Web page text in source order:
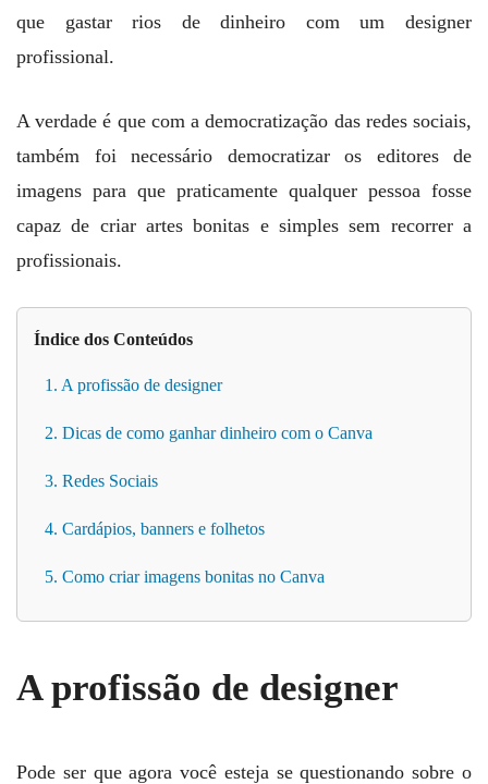
que gastar rios de dinheiro com um designer
profissional.
A verdade é que com a democratização das redes sociais,
também foi necessário democratizar os editores de
imagens para que praticamente qualquer pessoa fosse
capaz de criar artes bonitas e simples sem recorrer a
profissionais.
Índice dos Conteúdos
1. A profissão de designer
2. Dicas de como ganhar dinheiro com o Canva
3. Redes Sociais
4. Cardápios, banners e folhetos
5. Como criar imagens bonitas no Canva
A profissão de designer
Pode ser que agora você esteja se questionando sobre o